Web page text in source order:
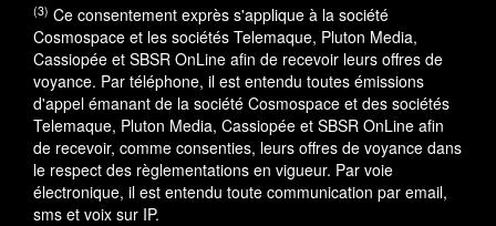
(3) Ce consentement exprès s'applique à la société
Cosmospace et les sociétés Telemaque, Pluton Media,
Cassiopée et SBSR OnLine afin de recevoir leurs offres de
voyance. Par téléphone, il est entendu toutes émissions
d'appel émanant de la société Cosmospace et des sociétés
Telemaque, Pluton Media, Cassiopée et SBSR OnLine afin
de recevoir, comme consenties, leurs offres de voyance dans
le respect des règlementations en vigueur. Par voie
électronique, il est entendu toute communication par email,
sms et voix sur IP.